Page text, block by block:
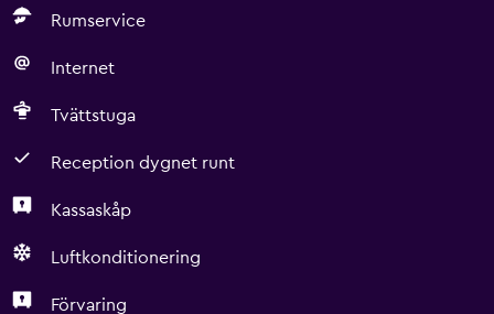
Rumservice
Internet
Tvättstuga
Reception dygnet runt
Kassaskåp
Luftkonditionering
Förvaring